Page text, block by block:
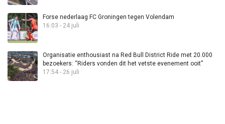
Forse nederlaag FC Groningen tegen Volendam
16:03 - 24 juli
Organisatie enthousiast na Red Bull District Ride met 20.000
bezoekers: “Riders vonden dit het vetste evenement ooit”
17:54 - 26 juli